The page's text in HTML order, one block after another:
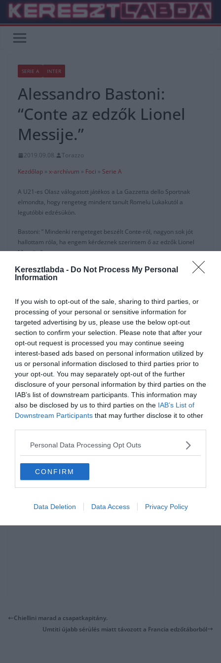
Keresztlabda - Do Not Process My Personal
Information
If you wish to opt-out of the sale, sharing to third parties, or
processing of your personal or sensitive information for
targeted advertising by us, please use the below opt-out
section to confirm your selection. Please note that after your
opt-out request is processed you may continue seeing
interest-based ads based on personal information utilized by
us or personal information disclosed to third parties prior to
your opt-out. You may separately opt-out of the further
disclosure of your personal information by third parties on the
IAB’s list of downstream participants. This information may
also be disclosed by us to third parties on the IAB’s List of
Downstream Participants that may further disclose it to other
Personal Data Processing Opt Outs
CONFIRM
Data Deletion Data Access Privacy Policy
Skip
content
SERIE A INTER
Alessandro Bastoni:
“Conte az edzők Lionel
Messije.”
2019.09.08.
Torazzo
Kezdőlap » x-archívum » Foci » Serie A
A U21-es Olasz válogatott játékos a La Gazzetta dello Sportnak
elmondta, hogy rengeteg mindent tanult Romelu Lukakutól a
legutóbbi edzésükön.
Bastoni: ” Mindenki rengeteget beszélt Conte-ról, nagyon sok jót
hallottam róla, ha engem kérdeznek szerintem ő az edzők Lionel
Messije.”
“Fenomenális, rengeteg jó ötlete van, és mindig a támadást
részesíti előnyben, és az edzések is nagyon kemények.”
“Amikor Kínában edzettünk be kell vallanom rengeteget
szenvedtem a magas páratartalom miatt, de nincs értelme
kifogásokat keresni, ha egy minőségbeli szint emelkedik, akkor
annak mindenképpen meg kell felelni.”
“Lenyűgözőnek tartom, hogy egy ilyen volumenű csapatban milyen
alázatosak a játékosok és nagyszerű tanácsokkal is ellátnak.”
Mindig is támogattam az Intert és egy álmom vált most valóra.”
“Lukaku-t nagyon nehéz edzéseken megfogni és visszatartani,
hiszen magas és egyben jó fizikai adottságokkal rendelkezik. Olyan
érzés vele szemben lenni mintha kis süti darab lennék.”
Forrás:football-italia.net
Chiellini marad a csapatkapitány.
Umtiti újabb sérülés miatt távozott a Francia edzőtáborból